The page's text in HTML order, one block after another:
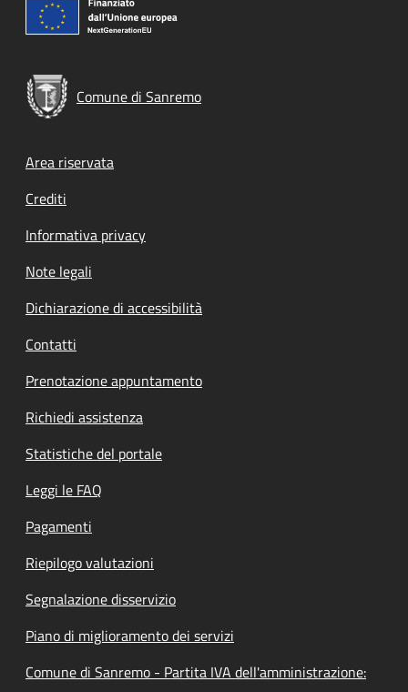
Comune di Sanremo
Footer menu
Area riservata
Crediti
Informativa privacy
Note legali
Dichiarazione di accessibilità
Contatti
Prenotazione appuntamento
Richiedi assistenza
Statistiche del portale
Leggi le FAQ
Pagamenti
Riepilogo valutazioni
Segnalazione disservizio
Piano di miglioramento dei servizi
Comune di Sanremo - Partita IVA dell'amministrazione: